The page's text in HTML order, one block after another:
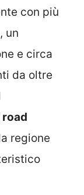
con più
un
e circa
da oltre
regione